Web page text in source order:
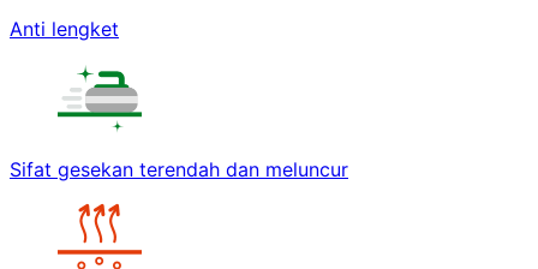
Anti lengket
Sifat gesekan terendah dan meluncur